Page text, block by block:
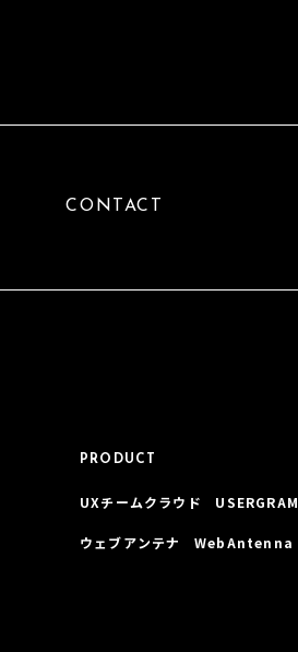
CONTACT
PRODUCT
UXチームクラウド USERGRAM
ウェブアンテナ WebAntenna